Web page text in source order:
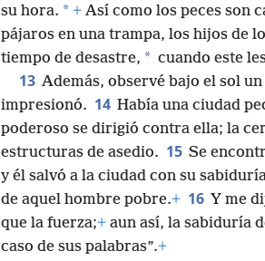
su hora. * + Así como los peces son
pájaros en una trampa, los hijos de
tiempo de desastre, * cuando este
13 Además, observé bajo el sol
impresionó. 14 Había una ciudad
poderoso se dirigió contra ella; la
estructuras de asedio. 15 Se
y él salvó a la ciudad con su
de aquel hombre pobre.+ 16 Y me
que la fuerza;+ aun así, la sabiduría
caso de sus palabras”.+